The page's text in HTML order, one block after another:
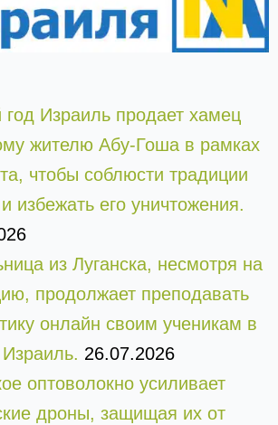
Израиль продает хамец
жителю Абу-Гоша в рамках
чтобы соблюсти традиции
избежать его уничтожения.
из Луганска, несмотря на
продолжает преподавать
онлайн своим ученикам в
26.07.2026
оптоволокно усиливает
дроны, защищая их от